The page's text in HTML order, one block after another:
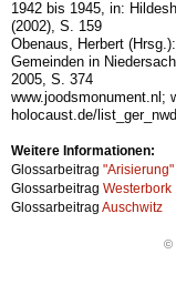
1942 bis 1945, in:
(2002), S. 159
Obenaus, Herbert
Gemeinden in
2005, S. 374
www.joodsmonument.nl;
holocaust.de/
Weitere Informationen:
Glossarbeitrag "Arisierung"
Glossarbeitrag Westerbork
Glossarbeitrag Auschwitz
©